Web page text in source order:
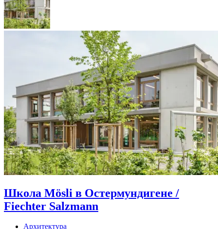
Школа Mösli в Остермундигене /
Fiechter Salzmann
Архитектура